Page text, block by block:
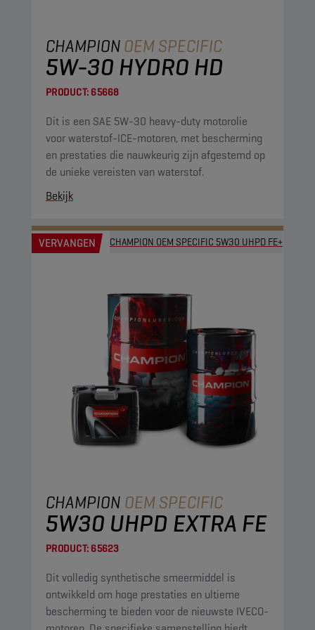
CHAMPIONOEM SPECIFIC
5W-30 HYDRO HD
PRODUCT: 65668
Dit is een SAE 5W-30 heavy-duty motorolie
voor waterstof-ICE-motoren, met bescherming
en prestaties die nauwkeurig zijn afgestemd op
de unieke vereisten van waterstof.
Bekijk
VERVANGEN CHAMPION OEM SPECIFIC 5W30 UHPD FE+
CHAMPION OEM SPECIFIC
5W30 UHPD EXTRA FE
PRODUCT: 65623
Dit volledig synthetische smeermiddel is
ontwikkeld om hoge prestaties en ultieme
bescherming te bieden voor de nieuwste IVECO-